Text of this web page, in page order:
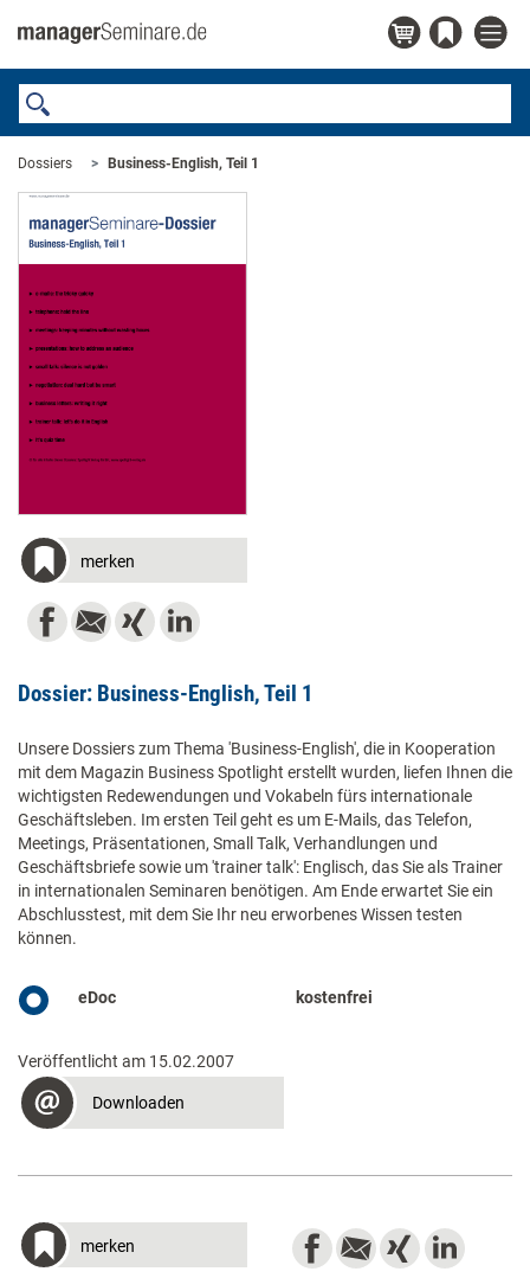
Dossiers Business-English, Teil 1
merken
Dossier: Business-English, Teil 1
Unsere Dossiers zum Thema 'Business-English', die in Kooperation
mit dem Magazin Business Spotlight erstellt wurden, liefen Ihnen die
wichtigsten Redewendungen und Vokabeln fürs internationale
Geschäftsleben. Im ersten Teil geht es um E-Mails, das Telefon,
Meetings, Präsentationen, Small Talk, Verhandlungen und
Geschäftsbriefe sowie um 'trainer talk': Englisch, das Sie als Trainer
in internationalen Seminaren benötigen. Am Ende erwartet Sie ein
Abschlusstest, mit dem Sie Ihr neu erworbenes Wissen testen
können.
eDoc kostenfrei
Veröffentlicht am 15.02.2007
Downloaden
merken